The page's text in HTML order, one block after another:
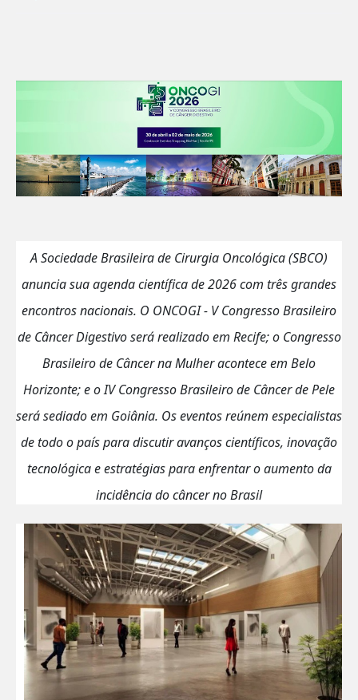
A Sociedade Brasileira de Cirurgia Oncológica (SBCO)
anuncia sua agenda científica de 2026 com três grandes
encontros nacionais. O ONCOGI - V Congresso Brasileiro
de Câncer Digestivo será realizado em Recife; o Congresso
Brasileiro de Câncer na Mulher acontece em Belo
Horizonte; e o IV Congresso Brasileiro de Câncer de Pele
será sediado em Goiânia. Os eventos reúnem especialistas
de todo o país para discutir avanços científicos, inovação
tecnológica e estratégias para enfrentar o aumento da
incidência do câncer no Brasil